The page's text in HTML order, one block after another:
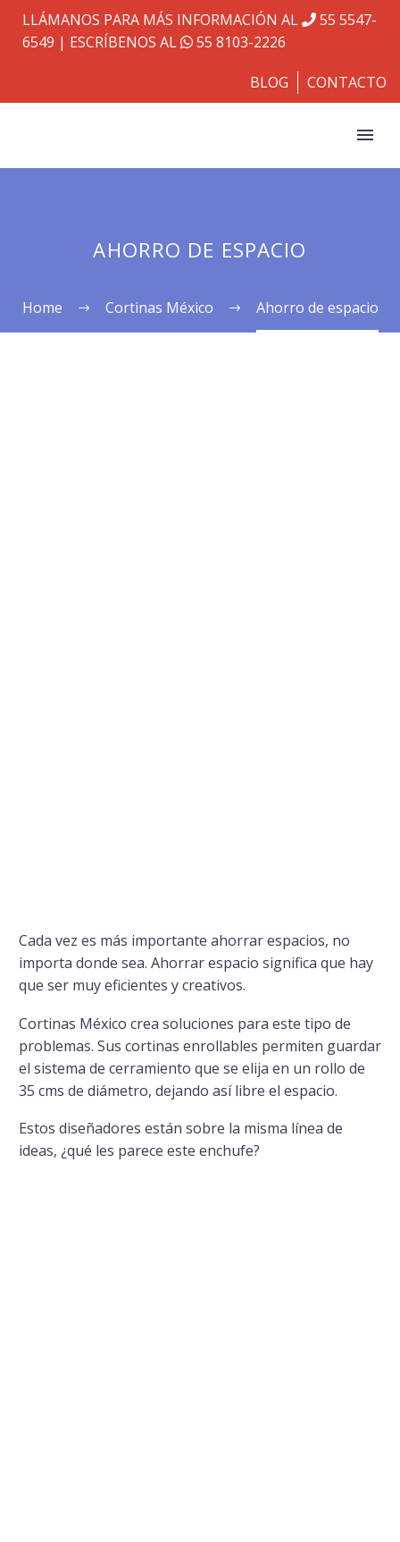
LLÁMANOS PARA MÁS INFORMACIÓN AL
55 5547-
6549 | ESCRÍBENOS AL 55 8103-2226
BLOG CONTACTO
AHORRO DE ESPACIO
Home Cortinas México Ahorro de espacio
Cada vez es más importante ahorrar espacios, no
importa donde sea. Ahorrar espacio significa que hay
que ser muy eficientes y creativos.
Cortinas México crea soluciones para este tipo de
problemas. Sus cortinas enrollables permiten guardar
el sistema de cerramiento que se elija en un rollo de
35 cms de diámetro, dejando así libre el espacio.
Estos diseñadores están sobre la misma línea de
ideas, ¿qué les parece este enchufe?